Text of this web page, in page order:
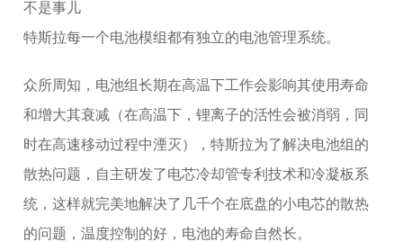
特斯拉每一个电池模组都有独立的电池管理系统。
众所周知，电池组长期在高温下工作会影响其使用寿命
和增大其衰减（在高温下，锂离子的活性会被消弱，同
时在高速移动过程中湮灭），特斯拉为了解决电池组的
散热问题，自主研发了电芯冷却管专利技术和冷凝板系
统，这样就完美地解决了几千个在底盘的小电芯的散热
的问题，温度控制的好，电池的寿命自然长。